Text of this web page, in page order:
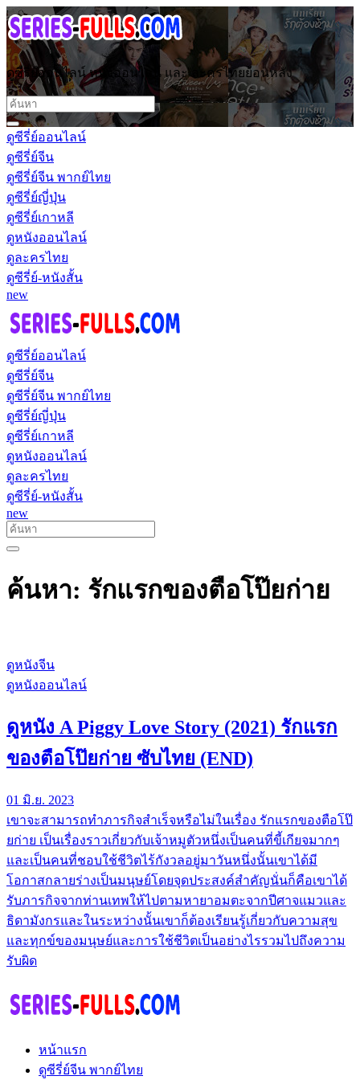
ดูซีรี่ย์ออนไลน์ หนังออนไลน์ และ ละครไทยย้อนหลัง
ดูซีรี่ย์ออนไลน์
ดูซีรี่ย์จีน
ดูซีรี่ย์จีน พากย์ไทย
ดูซีรี่ย์ญี่ปุ่น
ดูซีรี่ย์เกาหลี
ดูหนังออนไลน์
ดูละครไทย
ดูซีรี่ย์-หนังสั้น
new
ดูซีรี่ย์ออนไลน์
ดูซีรี่ย์จีน
ดูซีรี่ย์จีน พากย์ไทย
ดูซีรี่ย์ญี่ปุ่น
ดูซีรี่ย์เกาหลี
ดูหนังออนไลน์
ดูละครไทย
ดูซีรี่ย์-หนังสั้น
new
ค้นหา: รักแรกของตือโป๊ยก่าย
ดูหนังจีน
ดูหนังออนไลน์
ดูหนัง A Piggy Love Story (2021) รักแรก
ของตือโป๊ยก่าย ซับไทย (END)
01 มิ.ย. 2023
เขาจะสามารถทำภารกิจสำเร็จหรือไม่ในเรื่อง รักแรกของตือโป๊
ยก่าย เป็นเรื่องราวเกี่ยวกับเจ้าหมูตัวหนึ่งเป็นคนที่ขี้เกียจมากๆ
และเป็นคนที่ชอบใช้ชีวิตไร้กังวลอยู่มาวันหนึ่งนั้นเขาได้มี
โอกาสกลายร่างเป็นมนุษย์โดยจุดประสงค์สำคัญนั่นก็คือเขาได้
รับภารกิจจากท่านเทพให้ไปตามหายาอมตะจากปีศาจแมวและ
ธิดามังกรและในระหว่างนั้นเขาก็ต้องเรียนรู้เกี่ยวกับความสุข
และทุกข์ของมนุษย์และการใช้ชีวิตเป็นอย่างไรรวมไปถึงความ
รับผิด
หน้าแรก
ดูซีรี่ย์จีน พากย์ไทย